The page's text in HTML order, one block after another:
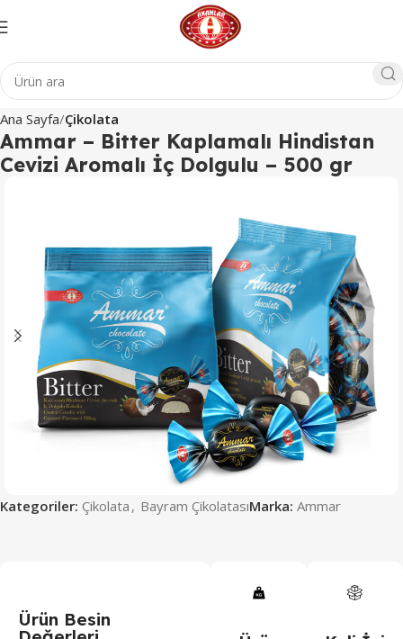
Ana Sayfa Çikolata
Ammar – Bitter Kaplamalı Hindistan
Cevizi Aromalı İç Dolgulu – 500 gr
Kategoriler: Çikolata , Bayram ÇikolatasıMarka: Ammar
Ürün Besin